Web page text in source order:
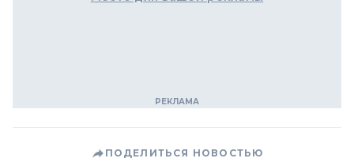
ПОДЕЛИТЬСЯ НОВОСТЬЮ